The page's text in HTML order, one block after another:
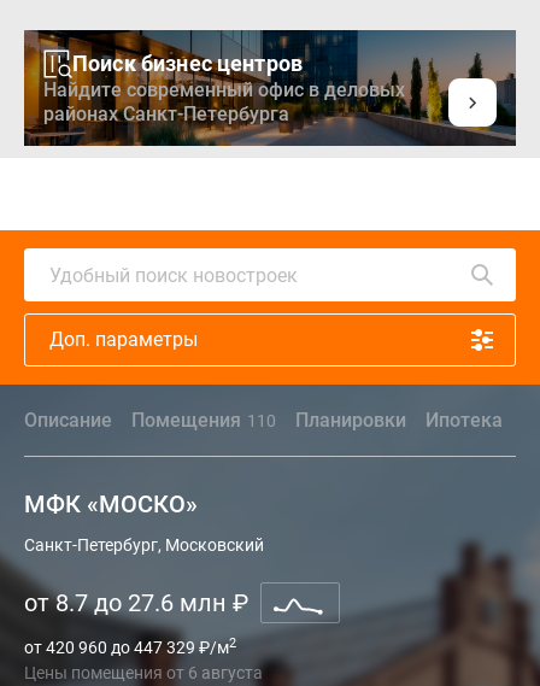
Поиск бизнес центров
Найдите современный офис в деловых
районах Санкт-Петербурга
Удобный поиск новостроек
Доп. параметры
Описание Помещения 110 Планировки Ипотека
МФК «МОСКО»
Санкт-Петербург, Московский
от 8.7 до 27.6 млн ₽
от 420 960 до 447 329 ₽/м2
Цены помещения от 6 августа